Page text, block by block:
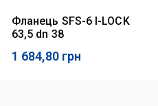
Фланець SFS-6 I-LOCK
63,5 dn 38
1 684,80 грн